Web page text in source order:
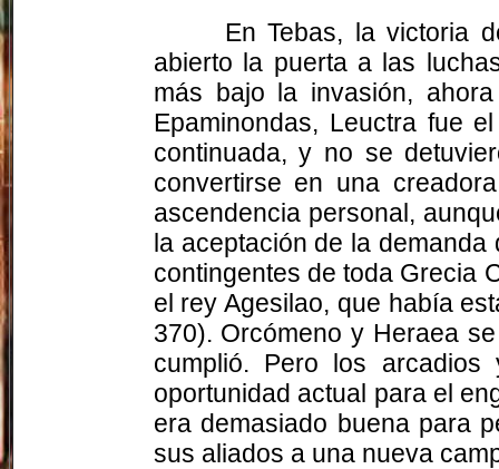
En Tebas, la victoria
abierto la puerta a las
más bajo la invasión,
Epaminondas, Leuctra fue
continuada, y no se
convertirse en una
ascendencia personal,
la aceptación de la
contingentes de toda Grecia
el rey Agesilao, que había
370). Orcómeno y Heraea
cumplió. Pero los
oportunidad actual para el
era demasiado buena para
sus aliados a una nueva